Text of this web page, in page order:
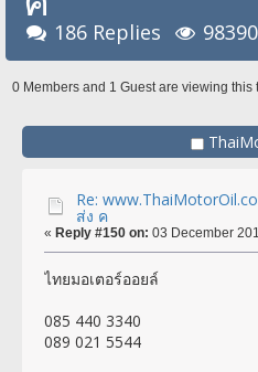
186 Replies
0 Members and 1 Guest are viewing this
Re:
ส่ง ค
« Reply #150 on: 03 December
ไทยมอเตอร์ออยล์
085 440 3340
089 021 5544